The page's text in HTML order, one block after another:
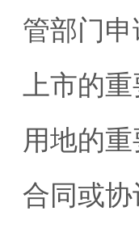
管部门
上市的
用地的
合同或